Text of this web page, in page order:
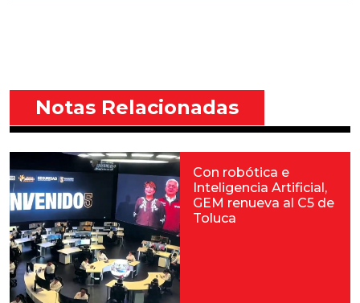
Notas Relacionadas
Con robótica e
Inteligencia Artificial,
GEM renueva al C5 de
Toluca